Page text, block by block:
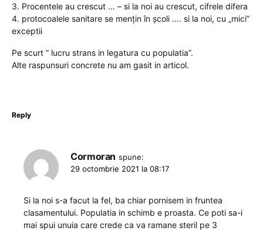
3. Procentele au crescut … – si la noi au crescut, cifrele difera
4. protocoalele sanitare se mențin în școli …. si la noi, cu „mici”
exceptii
Pe scurt ” lucru strans in legatura cu populatia”.
Alte raspunsuri concrete nu am gasit in articol.
Reply
Cormoran spune:
29 octombrie 2021 la 08:17
Si la noi s-a facut la fel, ba chiar pornisem in fruntea
clasamentului. Populatia in schimb e proasta. Ce poti sa-i
mai spui unuia care crede ca va ramane steril pe 3